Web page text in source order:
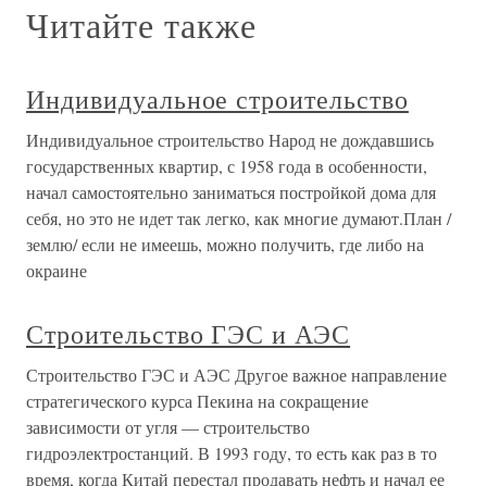
Читайте также
Индивидуальное строительство
Индивидуальное строительство Народ не дождавшись
государственных квартир, с 1958 года в особенности,
начал самостоятельно заниматься постройкой дома для
себя, но это не идет так легко, как многие думают.План /
землю/ если не имеешь, можно получить, где либо на
окраине
Строительство ГЭС и АЭС
Строительство ГЭС и АЭС Другое важное направление
стратегического курса Пекина на сокращение
зависимости от угля — строительство
гидроэлектростанций. В 1993 году, то есть как раз в то
время, когда Китай перестал продавать нефть и начал ее